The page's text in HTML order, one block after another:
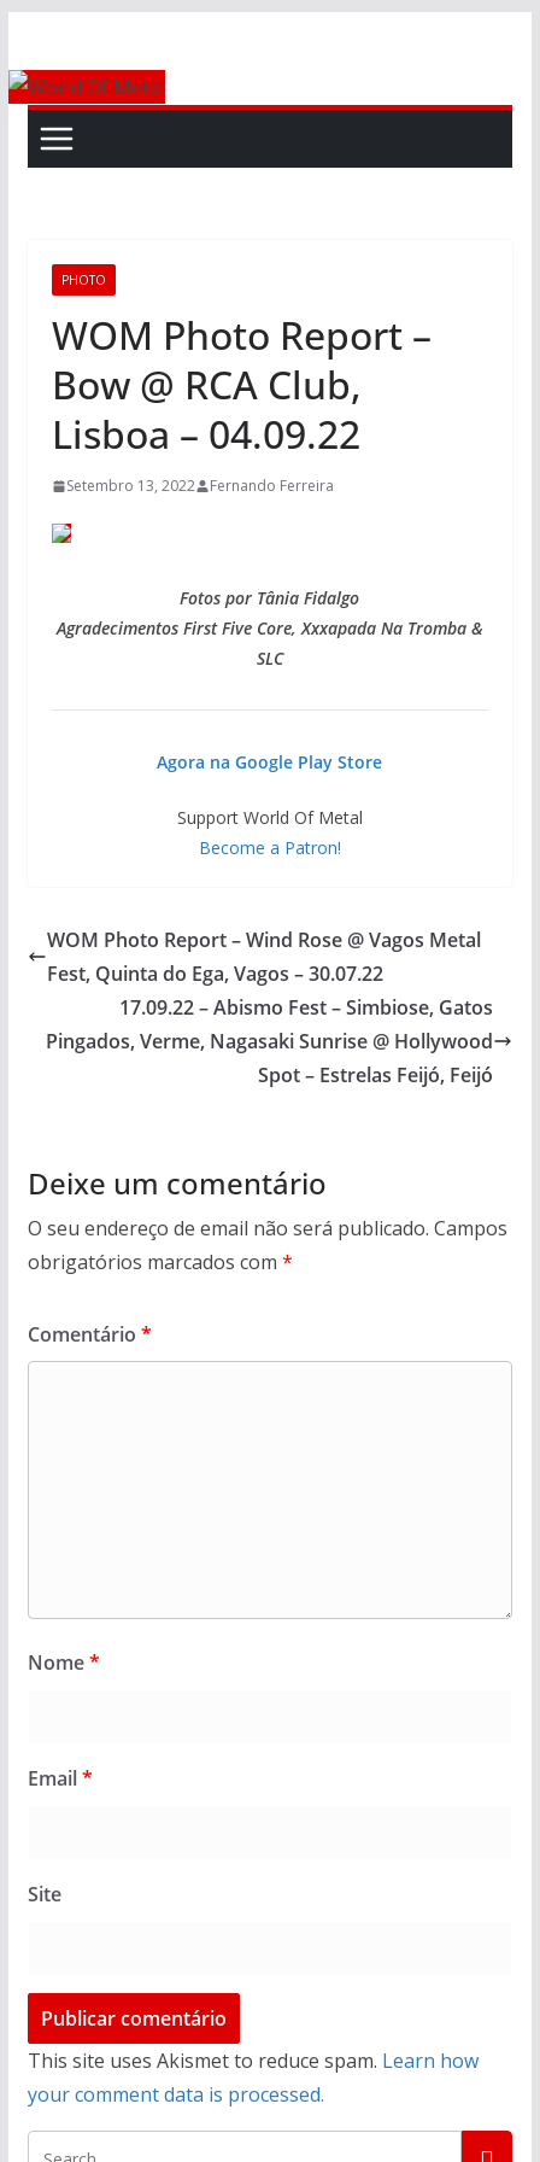
content
PHOTO
WOM Photo Report –
Bow @ RCA Club,
Lisboa – 04.09.22
Setembro 13, 2022 Fernando Ferreira
Fotos por Tânia Fidalgo
Agradecimentos First Five Core, Xxxapada Na Tromba &
SLC
Agora na Google Play Store
Support World Of Metal
Become a Patron!
WOM Photo Report – Wind Rose @ Vagos Metal
Fest, Quinta do Ega, Vagos – 30.07.22
17.09.22 – Abismo Fest – Simbiose, Gatos
Pingados, Verme, Nagasaki Sunrise @ Hollywood
Spot – Estrelas Feijó, Feijó
Deixe um comentário
O seu endereço de email não será publicado. Campos
obrigatórios marcados com *
Comentário *
Nome*
Email*
Site
This site uses Akismet to reduce spam. Learn how
your comment data is processed.